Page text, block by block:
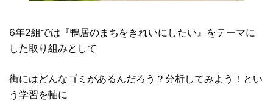
6年2組では『鴨居のまちをきれいにしたい』をテーマに
した取り組みとして
街にはどんなゴミがあるんだろう？分析してみよう！とい
う学習を軸に